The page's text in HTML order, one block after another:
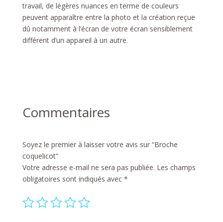
travail, de légères nuances en terme de couleurs
peuvent apparaître entre la photo et la création reçue
dû notamment à l’écran de votre écran sensiblement
différent d’un appareil à un autre.
Commentaires
Soyez le premier à laisser votre avis sur “Broche
coquelicot”
Votre adresse e-mail ne sera pas publiée. Les champs
obligatoires sont indiqués avec *